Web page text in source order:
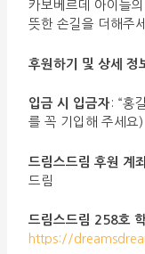
카보베르데 아이들
뜻한 손길을 더해주
후원하기 및 상세 정
입금 시 입금자 : “홍
를 꼭 기입해 주세요)
드림스드림 후원 계
드림
드림스드림 258호
https://